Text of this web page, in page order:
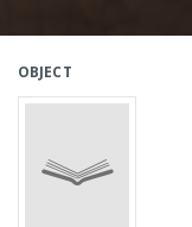
OBJECT